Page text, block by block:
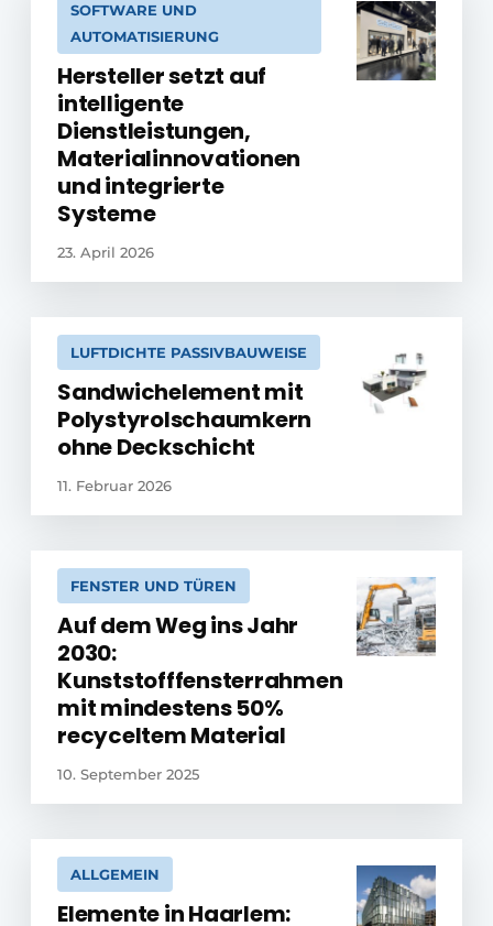
SOFTWARE UND
AUTOMATISIERUNG
Hersteller setzt auf
intelligente
Dienstleistungen,
Materialinnovationen
und integrierte
Systeme
23. April 2026
LUFTDICHTE PASSIVBAUWEISE
Sandwichelement mit
Polystyrolschaumkern
ohne Deckschicht
11. Februar 2026
FENSTER UND TÜREN
Auf dem Weg ins Jahr
2030:
Kunststofffensterrahmen
mit mindestens 50%
recyceltem Material
10. September 2025
ALLGEMEIN
Elemente in Haarlem: